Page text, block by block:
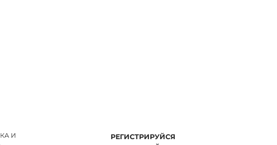
И
РЕГИСТРИРУЙСЯ